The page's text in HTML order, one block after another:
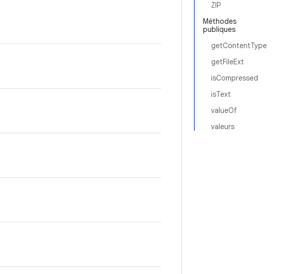
ZIP
Méthodes
publiques
getContentType
getFileExt
isCompressed
isText
valueOf
valeurs